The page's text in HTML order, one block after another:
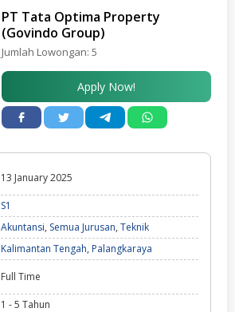
PT Tata Optima Property
(Govindo Group)
Jumlah Lowongan: 5
Apply Now!
13 January 2025
S1
Akuntansi, Semua Jurusan, Teknik
Kalimantan Tengah, Palangkaraya
Full Time
1 - 5 Tahun